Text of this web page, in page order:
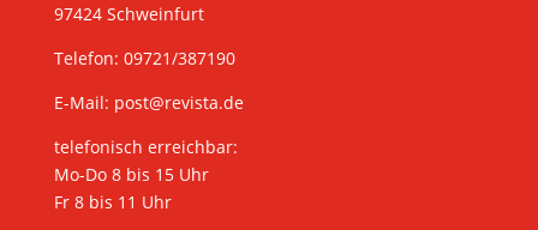
97424 Schweinfurt
Telefon: 09721/387190
E-Mail: post@revista.de
telefonisch erreichbar:
Mo-Do 8 bis 15 Uhr
Fr 8 bis 11 Uhr